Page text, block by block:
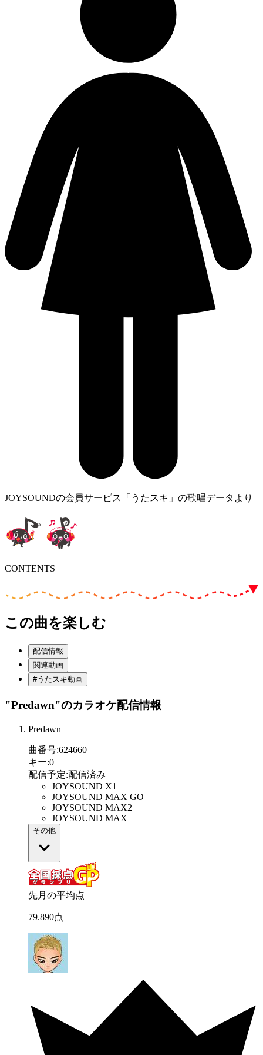
JOYSOUNDの会員サービス「うたスキ」の歌唱データより
CONTENTS
この曲を楽しむ
配信情報
関連動画
#うたスキ動画
"Predawn"のカラオケ配信情報
Predawn
曲番号:624660
キー:0
配信予定:配信済み
JOYSOUND X1
JOYSOUND MAX GO
JOYSOUND MAX2
JOYSOUND MAX
その他
先月の平均点
79.890点